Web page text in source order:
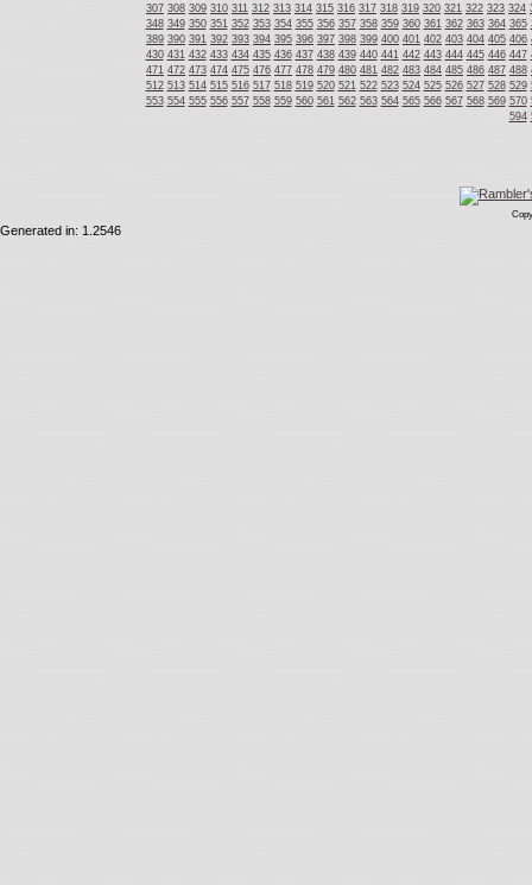
307 308 309 310 311 312 313 314 315 316 317 318 319 320 321 322 323 324
348 349 350 351 352 353 354 355 356 357 358 359 360 361 362 363 364 365
389 390 391 392 393 394 395 396 397 398 399 400 401 402 403 404 405 406
430 431 432 433 434 435 436 437 438 439 440 441 442 443 444 445 446 447
471 472 473 474 475 476 477 478 479 480 481 482 483 484 485 486 487 488
512 513 514 515 516 517 518 519 520 521 522 523 524 525 526 527 528 529
553 554 555 556 557 558 559 560 561 562 563 564 565 566 567 568 569 570
594
Generated in: 1.2546